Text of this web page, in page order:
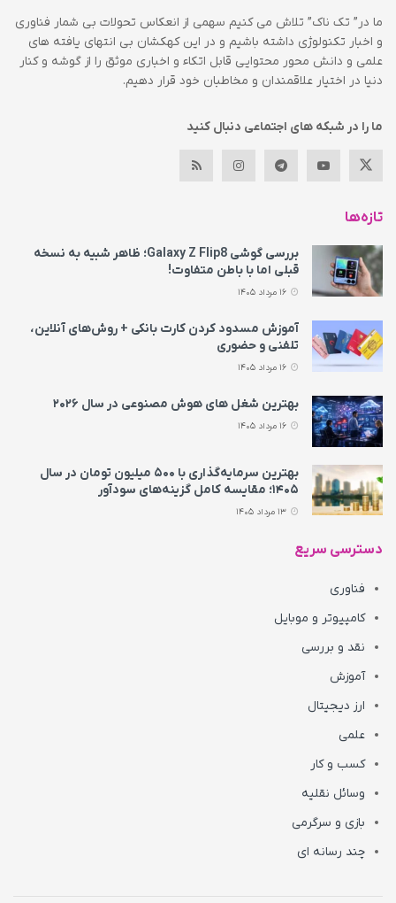
ما در” تک ناک” تلاش می کنیم سهمی از انعکاس تحولات بی شمار فناوری
و اخبار تکنولوژی داشته باشیم و در این کهکشان بی انتهای یافته های
علمی و دانش محور محتوایی قابل اتکاء و اخباری موثق را از گوشه و کنار
دنیا در اختیار علاقمندان و مخاطبان خود قرار دهیم.
ما را در شبکه های اجتماعی دنبال کنید
تازه‌ها
بررسی گوشی Galaxy Z Flip8؛ ظاهر شبیه به نسخه
قبلی اما با باطن متفاوت!
آموزش مسدود کردن کارت بانکی + روش‌های آنلاین،
تلفنی و حضوری
بهترین شغل های هوش مصنوعی در سال ۲۰۲۶
بهترین سرمایه‌گذاری با ۵۰۰ میلیون تومان در سال
۱۴۰۵؛ مقایسه کامل گزینه‌های سودآور
دسترسی سریع
فناوری
کامپیوتر و موبایل
نقد و بررسی
آموزش
ارز دیجیتال
علمی
کسب و کار
وسائل نقلیه
بازی و سرگرمی
چند رسانه ای